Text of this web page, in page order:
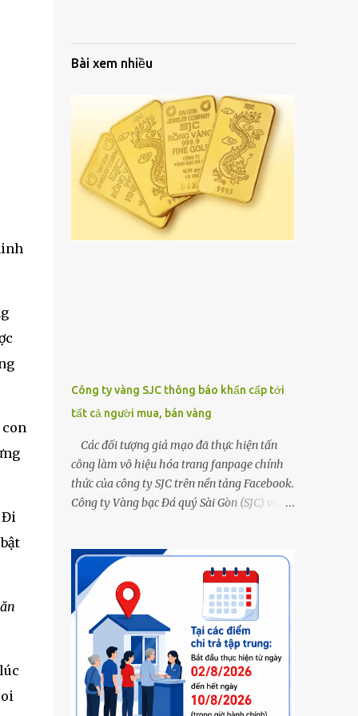
con
Đi
Bài xem nhiều
Công ty vàng SJC thông báo khẩn cấp tới
tất cả người mua, bán vàng
Các đối tượng giả mạo đã thực hiện tấn
công làm vô hiệu hóa trang fanpage chính
thức của công ty SJC trên nền tảng Facebook.
Công ty Vàng bạc Đá quý Sài Gòn (SJC) vừa
fanpage chính thức của công ty SJC trên nền
tảng Facebook (đường link page
www.facebook.com/sjcsaigon). Trước đó,
công ty liên tục ghi nhận và cảnh báo đến
khách hàng việc các đối tượng xấu giả mạo
Fanpage của SJC trên nền tảng Facebook
nhằm mục đích lừa đảo, trục lợi. Để bảo đảm
an toàn tài sản cho khách hàng, công ty SJC